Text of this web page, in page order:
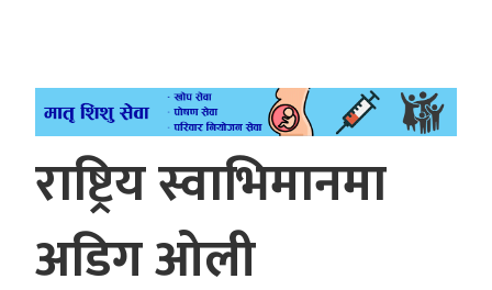
राष्ट्रिय स्वाभिमानमा
अडिग ओली